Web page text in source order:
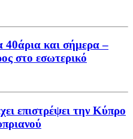
40άρια και σήμερα –
στο εσωτερικό
επιστρέψει την Κύπρο